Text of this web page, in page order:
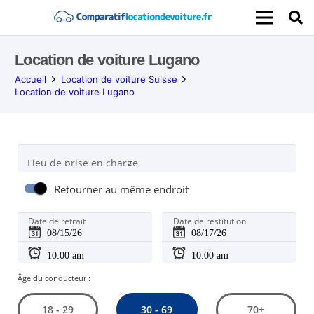
Location de voiture Lugano
Accueil
Location de voiture Suisse
Location de voiture Lugano
Lieu de prise en charge
Retourner au même endroit
Date de retrait Date de restitution
Âge du conducteur :
18 - 29 30 - 69 70+